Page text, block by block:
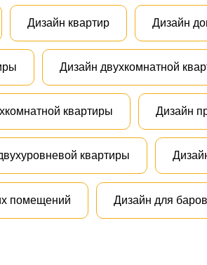
Дизайн квартир Дизайн
Дизайн двухкомнатной
квартиры Дизайн
квартиры
помещений Дизайн для